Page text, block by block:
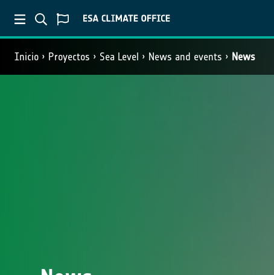
Inicio Proyectos Sea Level News and events News